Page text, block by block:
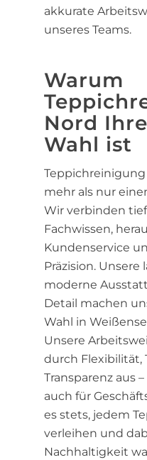
akkurate
unseres Teams.
Warum
Nord
Wahl ist
mehr als nur
Wir verbinden
Fachwissen,
Kundenservice
Präzision.
moderne
Detail machen
Wahl in
Unsere
durch Flexibilität,
Transparenz aus
auch für
es stets, jedem
verleihen und
Nachhaltigkeit